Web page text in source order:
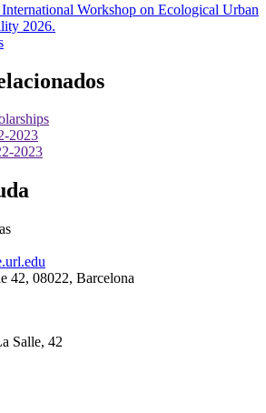
Workshop on Ecological Urban
2026.
2023
2023
42, 08022, Barcelona
Salle, 42